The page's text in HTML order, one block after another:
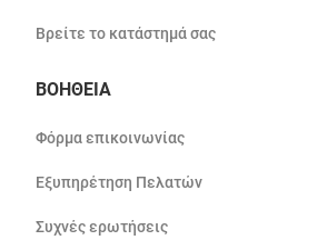
Βρείτε το κατάστημά σας
ΒΟΗΘΕΙΑ
Φόρμα επικοινωνίας
Εξυπηρέτηση Πελατών
Συχνές ερωτήσεις